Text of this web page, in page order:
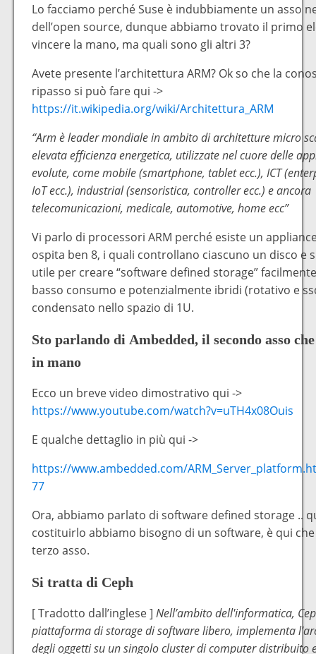
Lo facciamo perché Suse è indubbiamente un asso
dell’open source, dunque abbiamo trovato il primo
vincere la mano, ma quali sono gli altri 3?
Avete presente l’architettura ARM? Ok so che la
ripasso si può fare qui ->
https://it.wikipedia.org/wiki/Architettura_ARM
“Arm è leader mondiale in ambito di architetture micro
elevata efficienza energetica, utilizzate nel cuore delle
evolute, come mobile (smartphone, tablet ecc.), ICT
IoT ecc.), industrial (sensoristica, controller ecc.) e ancora
telecomunicazioni, medicale, automotive, home ecc”
Vi parlo di processori ARM perché esiste un
ospita ben 8, i quali controllano ciascuno un disco e
utile per creare “software defined storage”
basso consumo e potenzialmente ibridi (rotativo e
condensato nello spazio di 1U.
Sto parlando di Ambedded, il secondo asso
in mano
Ecco un breve video dimostrativo qui ->
https://www.youtube.com/watch?v=uTH4x08Ouis
E qualche dettaglio in più qui ->
https://www.ambedded.com/
77
Ora, abbiamo parlato di software defined storage ..
costituirlo abbiamo bisogno di un software, è qui
terzo asso.
Si tratta di Ceph
[ Tradotto dall’inglese ] Nell’ambito dell'informatica,
piattaforma di storage di software libero, implementa
degli oggetti su un singolo cluster di computer distribuito